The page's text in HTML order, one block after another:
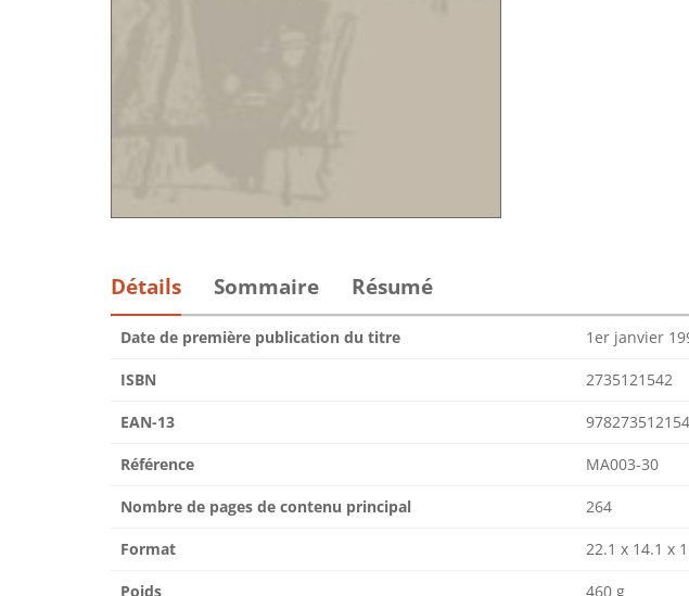
Détails Sommaire Résumé
Date de première publication du titre 1er janvier
ISBN 2735121542
EAN-13
Référence MA003-30
Nombre de pages de contenu principal 264
Format 22.1 x 14.1 x
Poids 460 g